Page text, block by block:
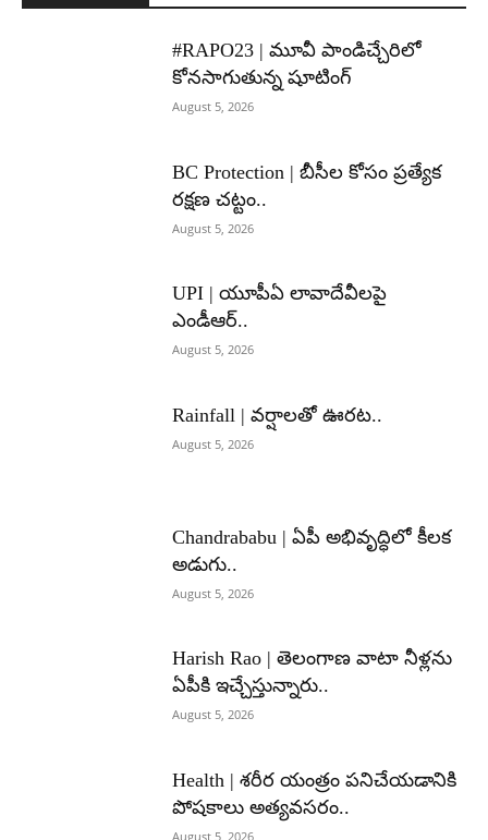
#RAPO23 | మూవీ పాండిచ్చేరిలో
కోనసాగుతున్న షూటింగ్
August 5, 2026
BC Protection | బీసీల కోసం ప్రత్యేక
రక్షణ చట్టం..
August 5, 2026
UPI | యూపీఏ లావాదేవీలపై
ఎండీఆర్..
August 5, 2026
Rainfall | వర్షాలతో ఊరట..
August 5, 2026
Chandrababu | ఏపీ అభివృద్ధిలో కీలక
అడుగు..
August 5, 2026
Harish Rao | తెలంగాణ వాటా నీళ్లను
ఏపీకి ఇచ్చేస్తున్నారు..
August 5, 2026
Health | శరీర యంత్రం పనిచేయడానికి
పోషకాలు అత్యవసరం..
August 5, 2026